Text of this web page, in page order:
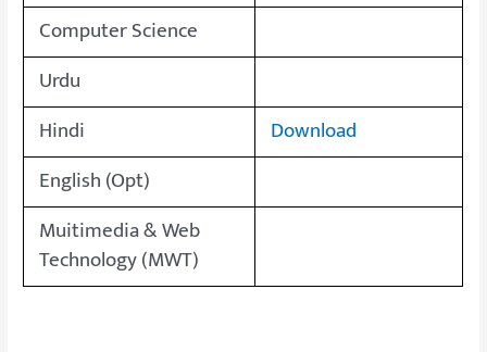
Computer Science
Urdu
Hindi
Download
English (Opt)
Muitimedia & Web
Technology (MWT)